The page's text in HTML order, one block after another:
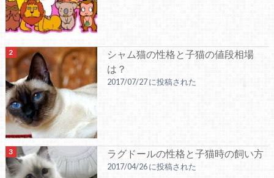
シャム猫の性格と子猫の値段相場
は？
2017/07/27 に投稿された
ラグドールの性格と子猫時の飼い方
2017/04/26 に投稿された